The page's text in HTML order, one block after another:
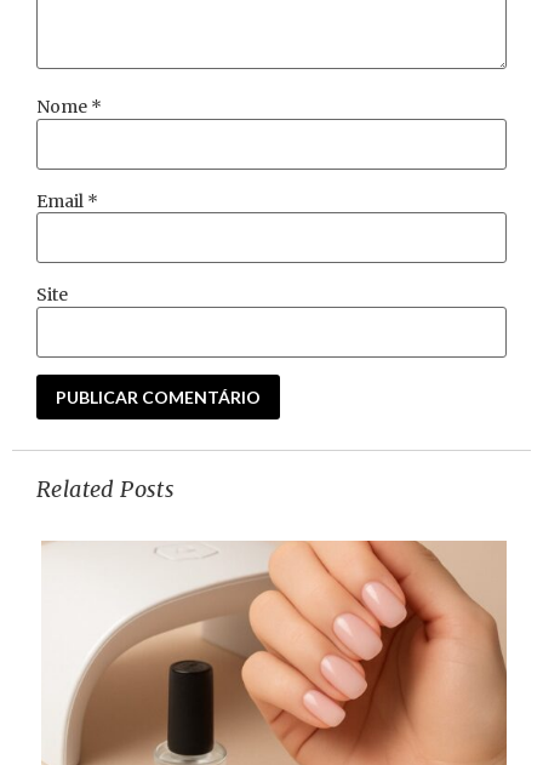
Nome *
Email *
Site
Related Posts